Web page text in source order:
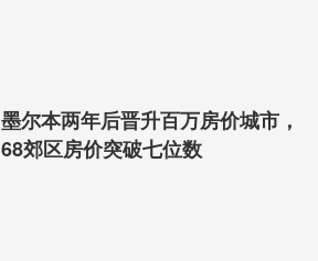
墨尔本两年后晋升百万房价城市，
68郊区房价突破七位数